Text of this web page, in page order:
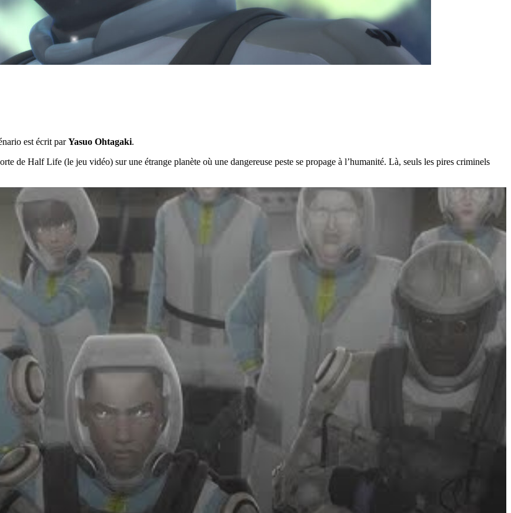
est écrit parYasuo Ohtagaki.
de Half Life (le jeu vidéo) sur une étrange planète où une dangereuse peste se propage à l’humanité. Là, seuls les pires criminels